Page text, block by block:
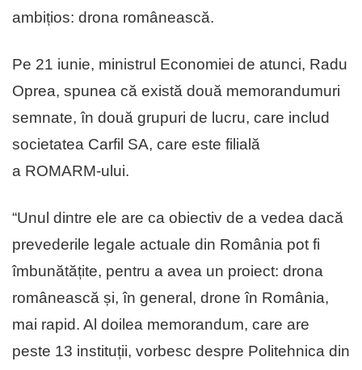
ambițios: drona românească.
Pe 21 iunie, ministrul Economiei de atunci, Radu
Oprea, spunea că există două memorandumuri
semnate, în două grupuri de lucru, care includ
societatea Carfil SA, care este filială
a ROMARM-ului.
“Unul dintre ele are ca obiectiv de a vedea dacă
prevederile legale actuale din România pot fi
îmbunătățite, pentru a avea un proiect: drona
românească și, în general, drone în România,
mai rapid. Al doilea memorandum, care are
peste 13 instituții, vorbesc despre Politehnica din